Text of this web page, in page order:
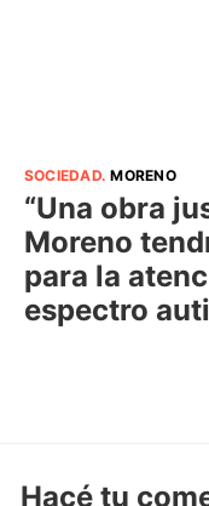
SOCIEDAD.MORENO
“Una obra
Moreno
para la
espectro
Hacé tu